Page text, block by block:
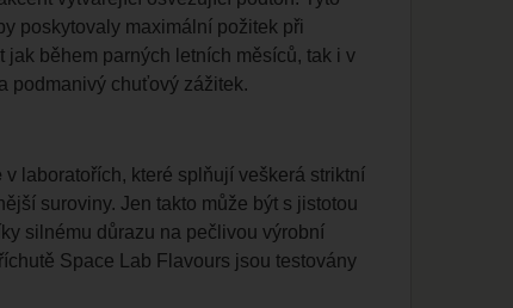
poskytovaly maximální požitek při
během parných letních měsíců, tak i v
podmanivý chuťový zážitek.
v laboratořích, které splňují veškerá striktní
suroviny. Jen takto může být s jistotou
silnému důrazu na pečlivou výrobní
Space Lab Flavours jsou testovány